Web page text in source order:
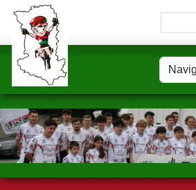
Panneau de gestion des cookies